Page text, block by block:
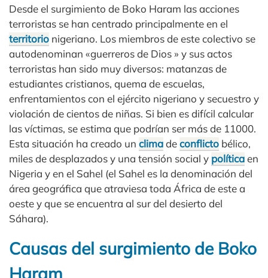
Desde el surgimiento de Boko Haram las acciones
terroristas se han centrado principalmente en el
territorio nigeriano. Los miembros de este colectivo se
autodenominan «guerreros de Dios » y sus actos
terroristas han sido muy diversos: matanzas de
estudiantes cristianos, quema de escuelas,
enfrentamientos con el ejército nigeriano y secuestro y
violación de cientos de niñas. Si bien es difícil calcular
las víctimas, se estima que podrían ser más de 11000.
Esta situación ha creado un climadeconflicto bélico,
miles de desplazados y una tensión social y políticaen
Nigeria y en el Sahel (el Sahel es la denominación del
área geográfica que atraviesa toda África de este a
oeste y que se encuentra al sur del desierto del
Sáhara).
Causas del surgimiento de Boko
Haram